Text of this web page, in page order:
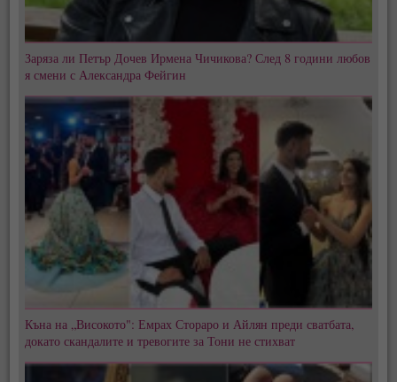
Заряза ли Петър Дочев Ирмена Чичикова? След 8 години любов
я смени с Александра Фейгин
Къна на „Високото": Емрах Стораро и Айлян преди сватбата,
докато скандалите и тревогите за Тони не стихват